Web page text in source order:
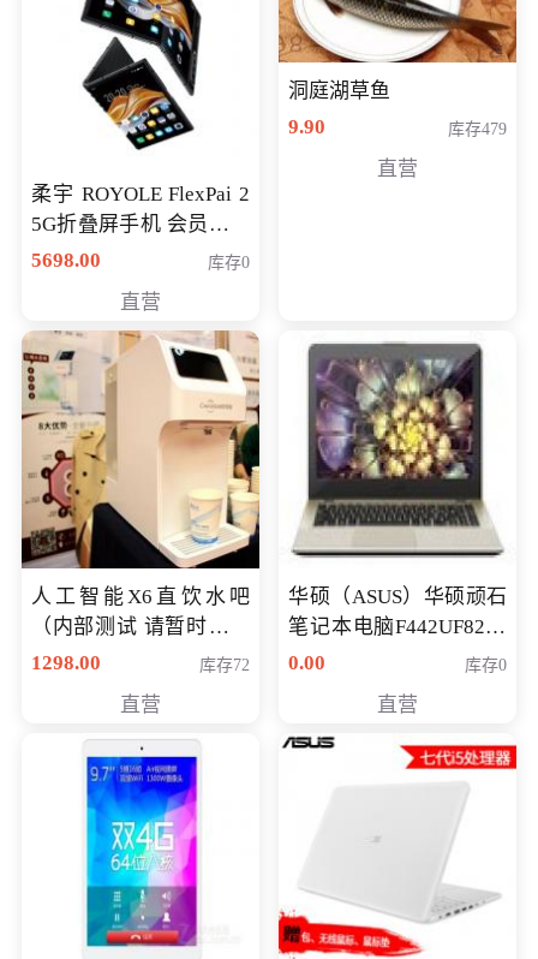
柔宇 ROYOLE FlexPai 2
5G折叠屏手机 会员专享
购买价格 4998元
5698.00 库存0
直营
洞庭湖草鱼
9.90
库存479
直营
人工智能X6直饮水吧
（内部测试 请暂时不要
购买）
1298.00 库存72
直营
华硕（ASUS）华硕顽石
笔记本电脑F442UF8250
八代独显轻薄办公商务
0.00 库存0
直营